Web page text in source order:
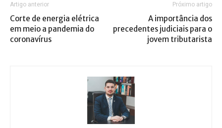
Artigo anterior
Corte de energia elétrica
em meio a pandemia do
coronavírus
Próximo artigo
A importância dos
precedentes judiciais para o
jovem tributarista